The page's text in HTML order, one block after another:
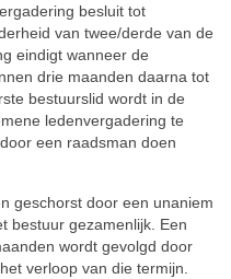
besluit tot
van twee/derde van de
eindigt wanneer de
drie maanden daarna tot
bestuurslid wordt in de
ledenvergadering te
een raadsman doen
geschorst door een unaniem
bestuur gezamenlijk. Een
wordt gevolgd door
verloop van die termijn.